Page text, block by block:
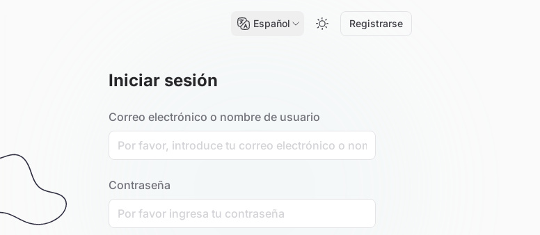
Español Registrarse
Iniciar sesión
Correo electrónico o nombre de usuario
Contraseña